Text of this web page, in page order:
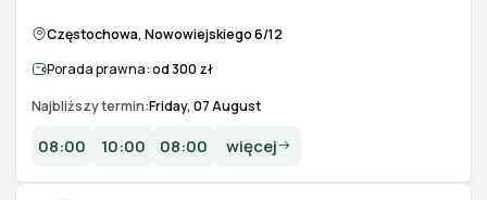
Częstochowa, Nowowiejskiego 6/12
Porada prawna:od 300 zł
Najbliższy termin:Friday, 07 August
08:00 10:00 08:00 więcej